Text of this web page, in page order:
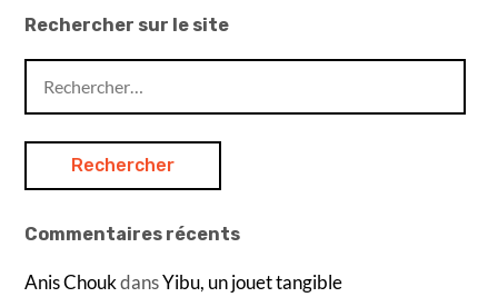
Rechercher sur le site
Commentaires récents
Anis ChoukdansYibu, un jouet tangible